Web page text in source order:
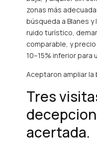
zonas más
búsqueda a Blanes
ruido turístico,
comparable, y
10–15% inferior para
Aceptaron ampliar la
Tres
acertada.